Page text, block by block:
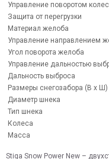
Управление поворотом колес
Защита от перегрузки
Материал желоба
Управление направлением
Угол поворота желоба
Управление дальностью
Дальность выброса
Размеры снегозабора (В x Ш)
Диаметр шнека
Тип шнека
Колеса
Масса
Stiga Snow Power New –